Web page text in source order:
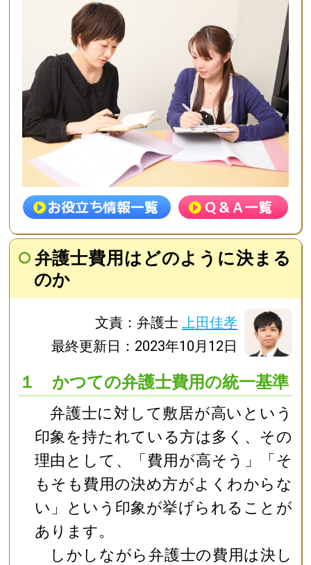
弁護士費用はどのように決まる
のか
文責：弁護士上田佳孝
最終更新日：2023年10月12日
１ かつての弁護士費用の統一基準
弁護士に対して敷居が高いという
印象を持たれている方は多く、その
理由として、「費用が高そう」「そ
もそも費用の決め方がよくわからな
い」という印象が挙げられることが
あります。
しかしながら弁護士の費用は決し